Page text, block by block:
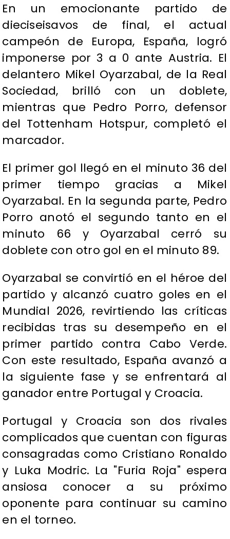
En un emocionante partido de
dieciseisavos de final, el actual
campeón de Europa, España, logró
imponerse por 3 a 0 ante Austria. El
delantero Mikel Oyarzabal, de la Real
Sociedad, brilló con un doblete,
mientras que Pedro Porro, defensor
del Tottenham Hotspur, completó el
marcador.​
El primer gol llegó en el minuto 36 del
primer tiempo gracias a Mikel
Oyarzabal. En la segunda parte, Pedro
Porro anotó el segundo tanto en el
minuto 66 y Oyarzabal cerró su
doblete con otro gol en el minuto 89.
Oyarzabal se convirtió en el héroe del
partido y alcanzó cuatro goles en el
Mundial 2026, revirtiendo las críticas
recibidas tras su desempeño en el
primer partido contra Cabo Verde.
Con este resultado, España avanzó a
la siguiente fase y se enfrentará al
ganador entre Portugal y Croacia.
Portugal y Croacia son dos rivales
complicados que cuentan con figuras
consagradas como Cristiano Ronaldo
y Luka Modric. La "Furia Roja" espera
ansiosa conocer a su próximo
oponente para continuar su camino
en el torneo.